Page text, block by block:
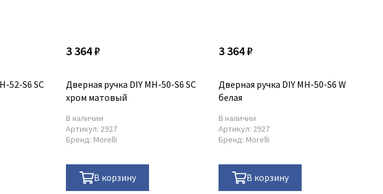
52-S6 SC
3 364 ₽
Дверная ручка DIY MH-50-S6 SC
хром матовый
В наличии
Артикул: 2927
Бренд: Morelli
В корзину
3 364 ₽
Дверная ручка DIY MH-50-S6 W
белая
В наличии
Артикул: 2927
Бренд: Morelli
В корзину